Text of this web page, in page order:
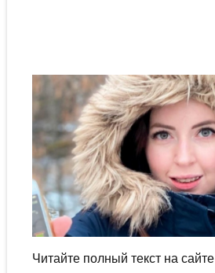
Читайте полный текст на сайте